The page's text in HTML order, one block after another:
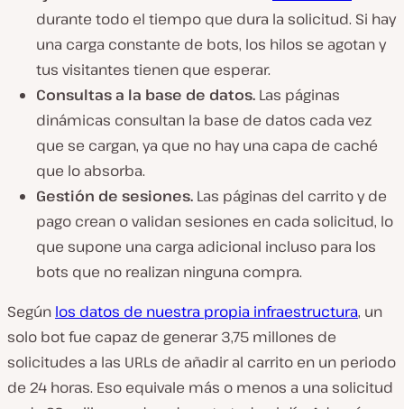
durante todo el tiempo que dura la solicitud. Si hay
una carga constante de bots, los hilos se agotan y
tus visitantes tienen que esperar.
Consultas a la base de datos. Las páginas
dinámicas consultan la base de datos cada vez
que se cargan, ya que no hay una capa de caché
que lo absorba.
Gestión de sesiones. Las páginas del carrito y de
pago crean o validan sesiones en cada solicitud, lo
que supone una carga adicional incluso para los
bots que no realizan ninguna compra.
Según los datos de nuestra propia infraestructura, un
solo bot fue capaz de generar 3,75 millones de
solicitudes a las URLs de añadir al carrito en un periodo
de 24 horas. Eso equivale más o menos a una solicitud